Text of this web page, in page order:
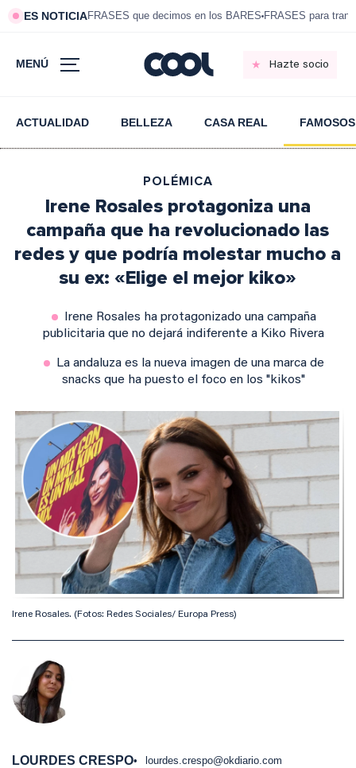
ES NOTICIAFRASES que decimos en los BARES FRASES para
MENÚ Hazte socio
ACTUALIDAD BELLEZA CASA REAL FAMOSOS
POLÉMICA
Irene Rosales protagoniza una
campaña que ha revolucionado las
redes y que podría molestar mucho a
su ex: «Elige el mejor kiko»
Irene Rosales ha protagonizado una campaña
publicitaria que no dejará indiferente a Kiko Rivera
La andaluza es la nueva imagen de una marca de
snacks que ha puesto el foco en los "kikos"
Irene Rosales. (Fotos: Redes Sociales/ Europa Press)
LOURDES CRESPO lourdes.crespo@okdiario.com